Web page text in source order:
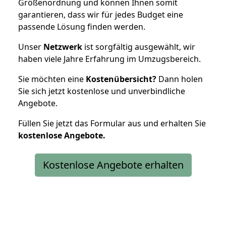
Größenordnung und können Ihnen somit
garantieren, dass wir für jedes Budget eine
passende Lösung finden werden.
Unser Netzwerk ist sorgfältig ausgewählt, wir
haben viele Jahre Erfahrung im Umzugsbereich.
Sie möchten eine Kostenübersicht? Dann holen
Sie sich jetzt kostenlose und unverbindliche
Angebote.
Füllen Sie jetzt das Formular aus und erhalten Sie
kostenloseAngebote.
Kostenlose Angebote erhalten